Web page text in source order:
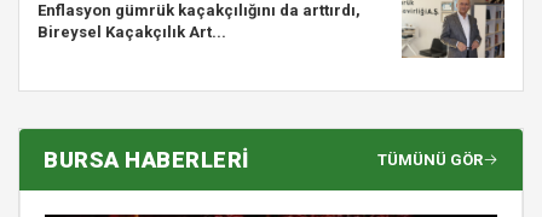
Enflasyon gümrük kaçakçılığını da arttırdı,
Bireysel Kaçakçılık Art...
BURSA HABERLERİ TÜMÜNÜ GÖR